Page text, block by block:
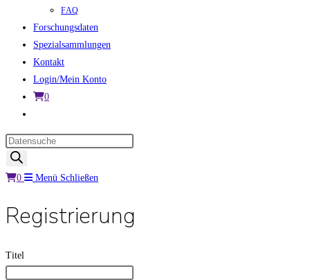
FAQ
Forschungsdaten
Spezialsammlungen
Kontakt
Login/Mein Konto
0
umschalten
Products
search
0
Menü Schließen
Registrierung
Titel